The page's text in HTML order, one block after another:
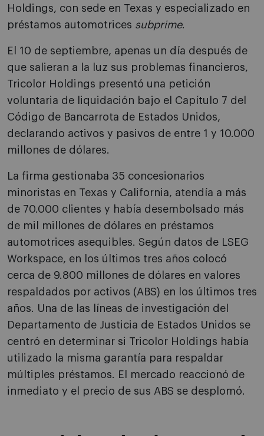
Holdings, con sede en Texas y especializado en
préstamos automotrices subprime.
El 10 de septiembre, apenas un día después de
que salieran a la luz sus problemas financieros,
Tricolor Holdings presentó una petición
voluntaria de liquidación bajo el Capítulo 7 del
Código de Bancarrota de Estados Unidos,
declarando activos y pasivos de entre 1 y 10.000
millones de dólares.
La firma gestionaba 35 concesionarios
minoristas en Texas y California, atendía a más
de 70.000 clientes y había desembolsado más
de mil millones de dólares en préstamos
automotrices asequibles. Según datos de LSEG
Workspace, en los últimos tres años colocó
cerca de 9.800 millones de dólares en valores
respaldados por activos (ABS) en los últimos tres
años. Una de las líneas de investigación del
Departamento de Justicia de Estados Unidos se
centró en determinar si Tricolor Holdings había
utilizado la misma garantía para respaldar
múltiples préstamos. El mercado reaccionó de
inmediato y el precio de sus ABS se desplomó.